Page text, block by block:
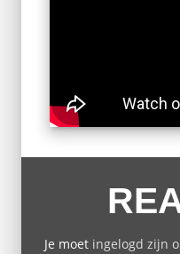
Je moet ingelogd zijn